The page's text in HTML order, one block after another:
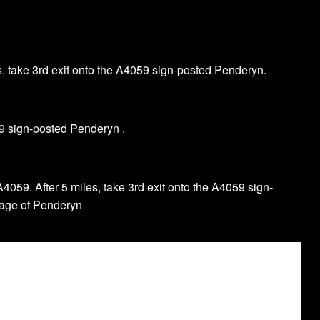
take 3rd exit onto the A4059 sign-posted Penderyn.
sign-posted Penderyn .
After 5 miles, take 3rd exit onto the A4059 sign-
of Penderyn